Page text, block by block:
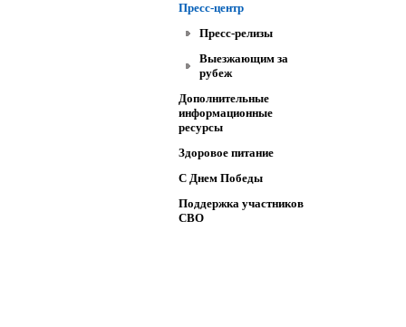
Пресс-центр
Пресс-релизы
Выезжающим за
рубеж
Дополнительные
информационные
ресурсы
Здоровое питание
C Днем Победы
Поддержка участников
СВО